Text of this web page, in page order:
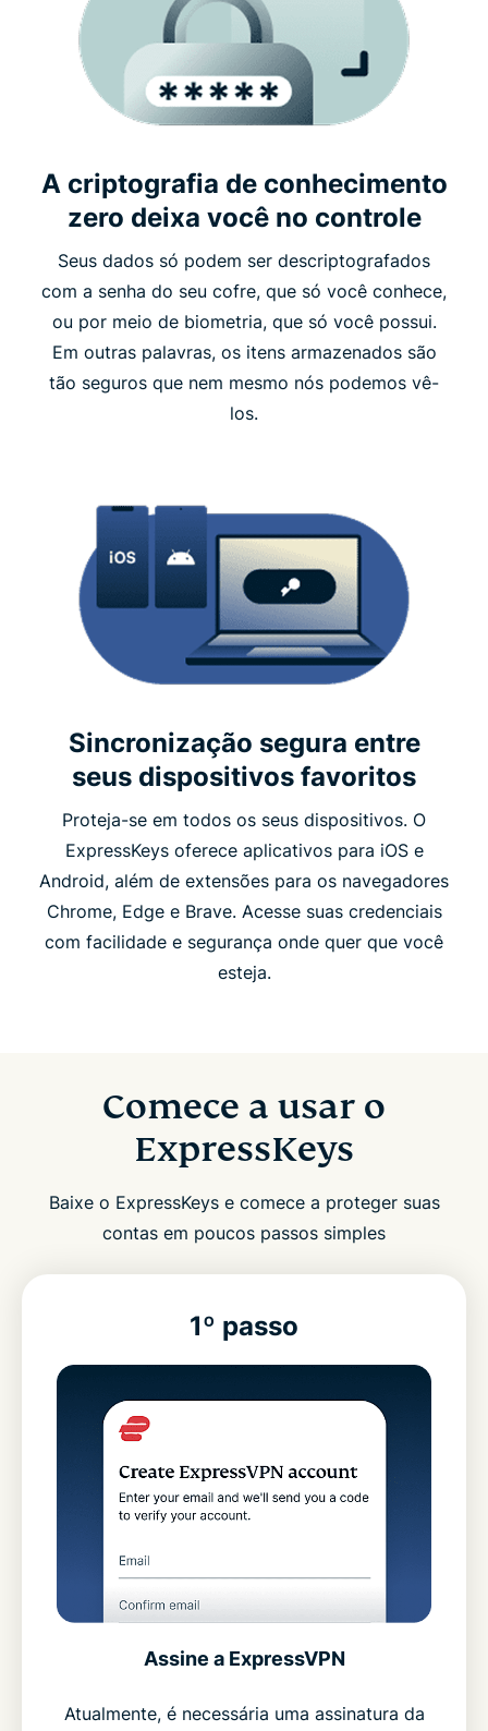
A criptografia de conhecimento
zero deixa você no controle
Seus dados só podem ser descriptografados
com a senha do seu cofre, que só você conhece,
ou por meio de biometria, que só você possui.
Em outras palavras, os itens armazenados são
tão seguros que nem mesmo nós podemos vê-
los.
Sincronização segura entre
seus dispositivos favoritos
Proteja-se em todos os seus dispositivos. O
ExpressKeys oferece aplicativos para iOS e
Android, além de extensões para os navegadores
Chrome, Edge e Brave. Acesse suas credenciais
com facilidade e segurança onde quer que você
esteja.
Comece a usar o
ExpressKeys
Baixe o ExpressKeys e comece a proteger suas
contas em poucos passos simples
1º passo
Assine a ExpressVPN
Atualmente, é necessária uma assinatura da